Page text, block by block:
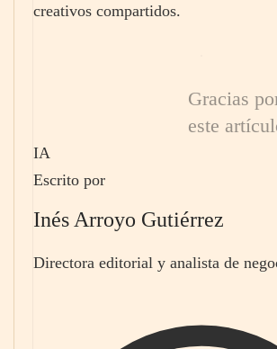
creativos compartidos.
Gracias
este
IA
Escrito por
Inés Arroyo Gutiérrez
Directora editorial y analista de